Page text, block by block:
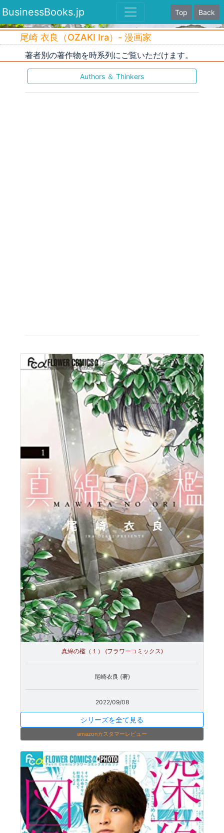
BusinessBooks.jp Top Back
尾崎 衣良（OZAKI Ira）- 漫画家
著者別の著作物を時系列にご覧いただけます。
Authors ＆ Thinkers
真綿の檻（１） (フラワーコミックス)
尾崎衣良 (著)
2022/09/08
シリーズを全て見る
amazonカスタマーレビュー